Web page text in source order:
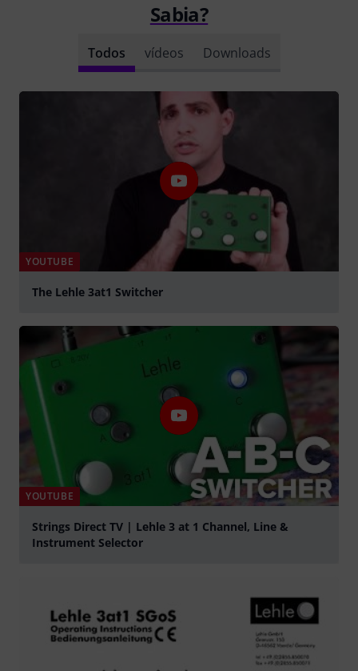
Sabia?
Todos vídeos Downloads
YOUTUBE
The Lehle 3at1 Switcher
YOUTUBE
Strings Direct TV | Lehle 3 at 1 Channel, Line &
Instrument Selector